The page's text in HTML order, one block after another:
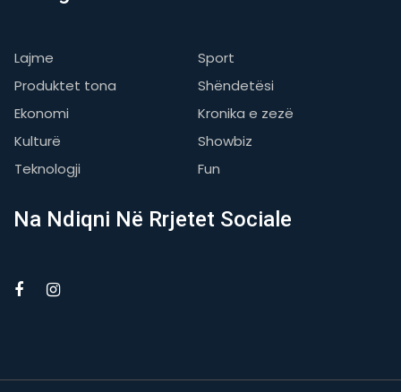
Lajme
Sport
Produktet tona
Shëndetësi
Ekonomi
Kronika e zezë
Kulturë
Showbiz
Teknologji
Fun
Na Ndiqni Në Rrjetet Sociale